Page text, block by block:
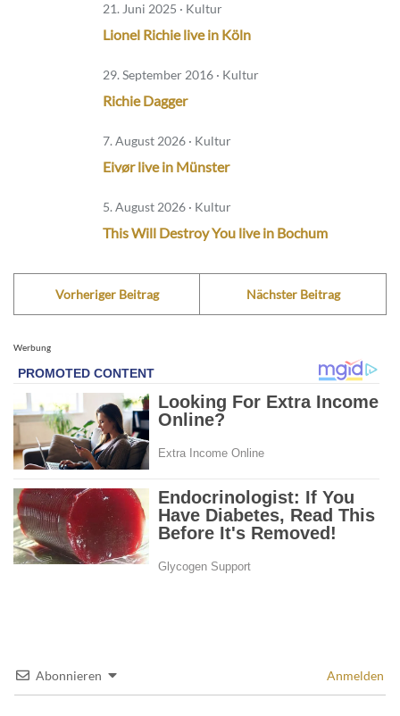
21. Juni 2025 · Kultur
Lionel Richie live in Köln
29. September 2016 · Kultur
Richie Dagger
7. August 2026 · Kultur
Eivør live in Münster
5. August 2026 · Kultur
This Will Destroy You live in Bochum
Vorheriger Beitrag Nächster Beitrag
Werbung
Abonnieren Anmelden